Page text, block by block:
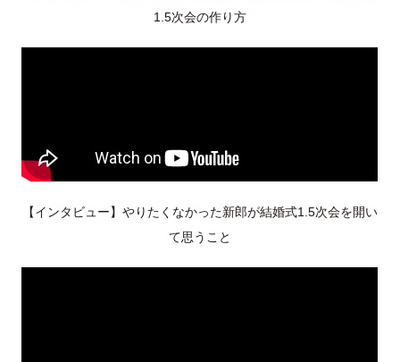
1.5次会の作り方
【インタビュー】やりたくなかった新郎が結婚式1.5次会を開い
て思うこと